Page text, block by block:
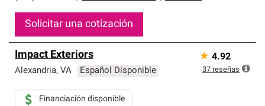
Solicitar una cotización
Impact Exteriors
Alexandria, VA Español Disponible
Financiación disponible
★ 4.92
37 reseñas